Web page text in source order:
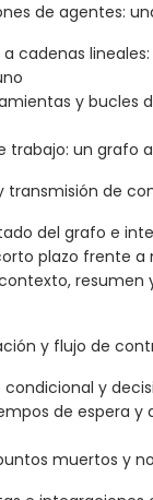
de agentes:
cadenas
y bucles
trabajo: un grafo
transmisión de
del grafo e
plazo frente a
resumen
y flujo de
y
de espera y
muertos y